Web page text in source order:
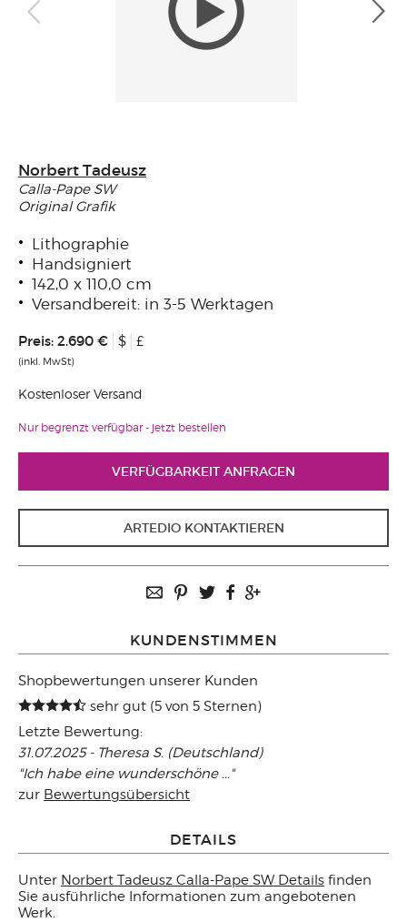
Norbert Tadeusz
Calla-Pape SW
Original Grafik
Lithographie
Handsigniert
142,0 x 110,0 cm
Versandbereit: in 3-5 Werktagen
Preis: 2.690 € $ £
(inkl. MwSt)
Kostenloser Versand
Nur begrenzt verfügbar - jetzt bestellen
VERFÜGBARKEIT ANFRAGEN
ARTEDIO KONTAKTIEREN
KUNDENSTIMMEN
Shopbewertungen unserer Kunden
sehr gut (5 von 5 Sternen)
Letzte Bewertung:
31.07.2025 - Theresa S. (Deutschland)
"Ich habe eine wunderschöne ..."
zur Bewertungsübersicht
DETAILS
Unter Norbert Tadeusz Calla-Pape SW Details finden
Sie ausführliche Informationen zum angebotenen
Werk.